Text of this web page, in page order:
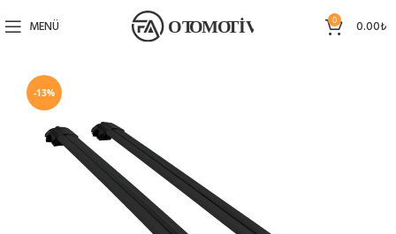
MENÜ 0 0.00₺
-13%